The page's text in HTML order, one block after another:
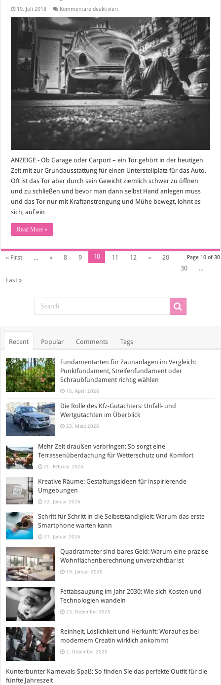
19. Juli 2018 Kommentare deaktiviertfür
die
Garage:
Die
Vorteile
eines
Garagentorantriebs
nutzen
ANZEIGE - Ob Garage oder Carport – ein Tor gehört in der heutigen
Zeit mit zur Grundausstattung für einen Unterstellplatz für das Auto.
Oft ist das Tor aber durch sein Gewicht ziemlich schwer zu öffnen
und zu schließen und bevor man dann selbst Hand anlegen muss
und das Tor nur mit Kraftanstrengung und Mühe bewegt, lohnt es
sich, auf ein …
Read More »
Page 10 of 30
« First ... « 8 9 10 11 12 »
20
30
...
Last »
Recent Popular Comments Tags
Fundamentarten für Zaunanlagen im Vergleich:
Punktfundament, Streifenfundament oder
Schraubfundament richtig wählen
16. April 2026
Die Rolle des Kfz-Gutachters: Unfall- und
Wertgutachten im Überblick
23. März 2026
Mehr Zeit draußen verbringen: So sorgt eine
Terrassenüberdachung für Wetterschutz und Komfort
20. Februar 2026
Kreative Räume: Gestaltungsideen für inspirierende
Umgebungen
22. Januar 2026
Schritt für Schritt in die Selbstständigkeit: Warum das erste
Smartphone warten kann
21. Januar 2026
Quadratmeter sind bares Geld: Warum eine präzise
Wohnflächenberechnung unverzichtbar ist
19. Januar 2026
Fettabsaugung im Jahr 2030: Wie sich Kosten und
Technologien wandeln
23. Dezember 2025
Reinheit, Löslichkeit und Herkunft: Worauf es bei
modernem Creatin wirklich ankommt
2. Dezember 2025
Kunterbunter Karnevals-Spaß: So finden Sie das perfekte Outfit für die
fünfte Jahreszeit